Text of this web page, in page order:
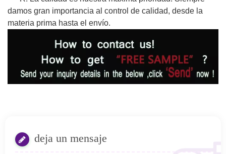
damos gran importancia al control de calidad, desde la
materia prima hasta el envío.
deja un mensaje